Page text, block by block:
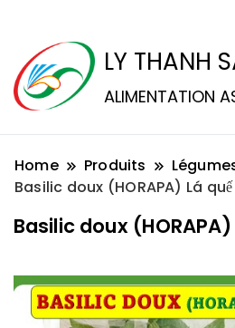
LY THANH
ALIMENTATION
Home Produits
Basilic doux (HORAPA) Lá quế
Basilic doux (HORAPA)